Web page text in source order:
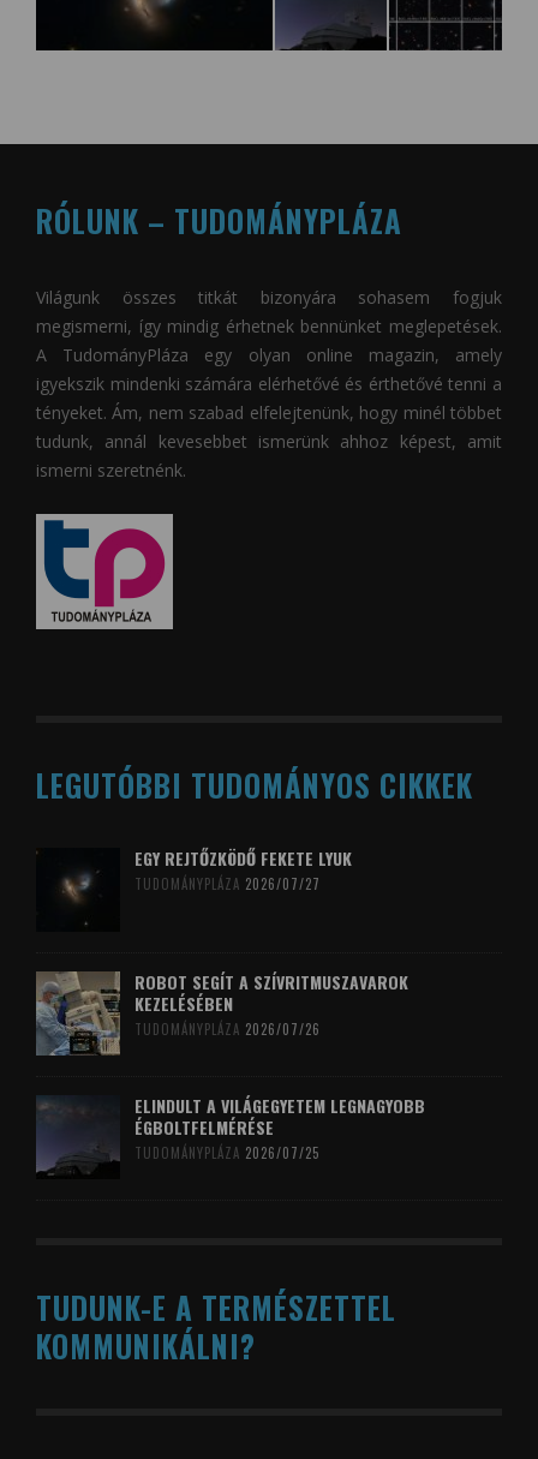
RÓLUNK – TUDOMÁNYPLÁZA
Világunk összes titkát bizonyára sohasem fogjuk
megismerni, így mindig érhetnek bennünket meglepetések.
A TudományPláza egy olyan online magazin, amely
igyekszik mindenki számára elérhetővé és érthetővé tenni a
tényeket. Ám, nem szabad elfelejtenünk, hogy minél többet
tudunk, annál kevesebbet ismerünk ahhoz képest, amit
ismerni szeretnénk.
LEGUTÓBBI TUDOMÁNYOS CIKKEK
EGY REJTŐZKÖDŐ FEKETE LYUK
TUDOMÁNYPLÁZA 2026/07/27
ROBOT SEGÍT A SZÍVRITMUSZAVAROK
KEZELÉSÉBEN
TUDOMÁNYPLÁZA 2026/07/26
ELINDULT A VILÁGEGYETEM LEGNAGYOBB
ÉGBOLTFELMÉRÉSE
TUDOMÁNYPLÁZA 2026/07/25
TUDUNK-E A TERMÉSZETTEL
KOMMUNIKÁLNI?